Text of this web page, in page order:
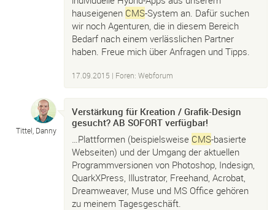
hauseigenen CMS-System an. Dafür suchen
wir noch Agenturen, die in diesem Bereich
Bedarf nach einem verlässlichen Partner
haben. Freue mich über Anfragen und Tipps.
17.09.2015 | Foren: Webforum
Tittel, Danny
Verstärkung für Kreation / Grafik-Design
gesucht? AB SOFORT verfügbar!
…Plattformen (beispielsweise CMS-basierte
Webseiten) und der Umgang der aktuellen
Programmversionen von Photoshop, Indesign,
QuarkXPress, Illustrator, Freehand, Acrobat,
Dreamweaver, Muse und MS Office gehören
zu meinem Tagesgeschäft.